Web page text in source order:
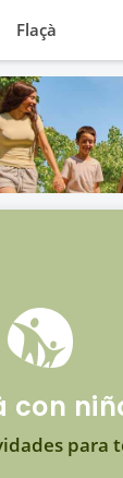
con
para
Flaçà